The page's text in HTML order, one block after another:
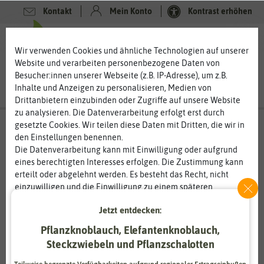
Kontakt Mein Konto Kontrast erhöhen
-80%
Wir verwenden Cookies und ähnliche Technologien auf unserer
Website und verarbeiten personenbezogene Daten von
Besucher:innen unserer Webseite (z.B. IP-Adresse), um z.B.
Inhalte und Anzeigen zu personalisieren, Medien von
Drittanbietern einzubinden oder Zugriffe auf unsere Website
zu analysieren. Die Datenverarbeitung erfolgt erst durch
gesetzte Cookies. Wir teilen diese Daten mit Dritten, die wir in
den Einstellungen benennen.
Die Datenverarbeitung kann mit Einwilligung oder aufgrund
eines berechtigten Interesses erfolgen. Die Zustimmung kann
erteilt oder abgelehnt werden. Es besteht das Recht, nicht
einzuwilligen und die Einwilligung zu einem späteren
Informationen zur Verwendung personenbezogener Daten und
den Diensten erklären wir in unserer
Daten­schutz­erklärung
Jetzt entdecken:
Pflanzknoblauch, Elefantenknoblauch,
Steckzwiebeln und Pflanzschalotten